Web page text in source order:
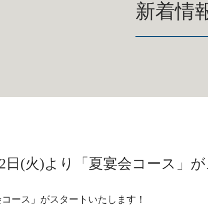
新着情
日(火)より「夏宴会コース」が
ース」がスタートいたします！